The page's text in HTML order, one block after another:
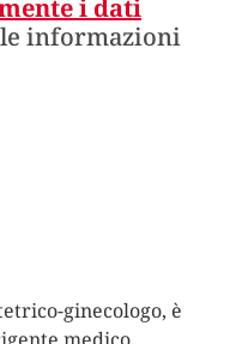
i dati
informazioni
ginecologo, è